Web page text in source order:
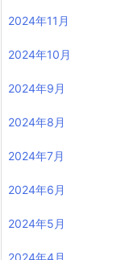
2024年11月
2024年10月
2024年9月
2024年8月
2024年7月
2024年6月
2024年5月
2024年4月